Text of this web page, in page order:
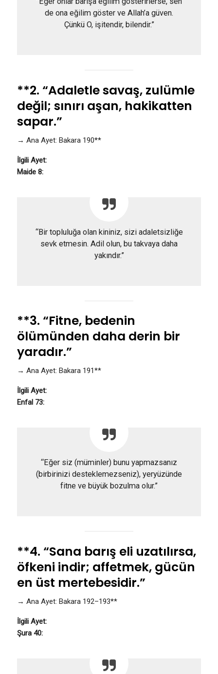
de ona eğilim göster ve Allah’a güven.
Çünkü O, işitendir, bilendir.”
**2. “Adaletle savaş, zulümle
değil; sınırı aşan, hakikatten
sapar.”
→ Ana Ayet: Bakara 190**
İlgili Ayet:
Maide 8:
“Bir topluluğa olan kininiz, sizi adaletsizliğe
sevk etmesin. Adil olun, bu takvaya daha
yakındır.”
**3. “Fitne, bedenin
ölümünden daha derin bir
yaradır.”
→ Ana Ayet: Bakara 191**
İlgili Ayet:
Enfal 73:
“Eğer siz (müminler) bunu yapmazsanız
(birbirinizi desteklemezseniz), yeryüzünde
fitne ve büyük bozulma olur.”
**4. “Sana barış eli uzatılırsa,
öfkeni indir; affetmek, gücün
en üst mertebesidir.”
→ Ana Ayet: Bakara 192–193**
İlgili Ayet:
Şura 40: